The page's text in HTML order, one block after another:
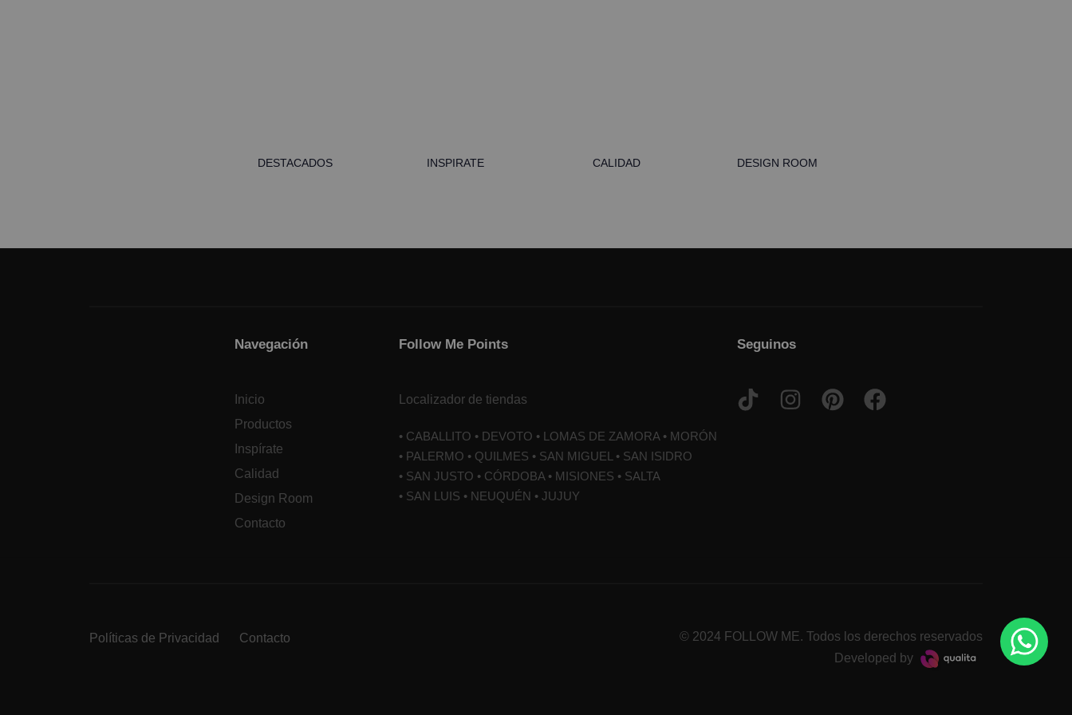
DESTACADOS INSPIRATE CALIDAD DESIGN ROOM
Navegación
Inicio
Productos
Inspírate
Calidad
Design Room
Contacto
Follow Me Points
Localizador de tiendas
• CABALLITO • DEVOTO • LOMAS DE ZAMORA • MORÓN
• PALERMO • QUILMES • SAN MIGUEL • SAN ISIDRO
• SAN JUSTO • CÓRDOBA • MISIONES • SALTA
• SAN LUIS • NEUQUÉN • JUJUY
Seguinos
Políticas de Privacidad Contacto
© 2024 FOLLOW ME. Todos los derechos reservados
Developed by